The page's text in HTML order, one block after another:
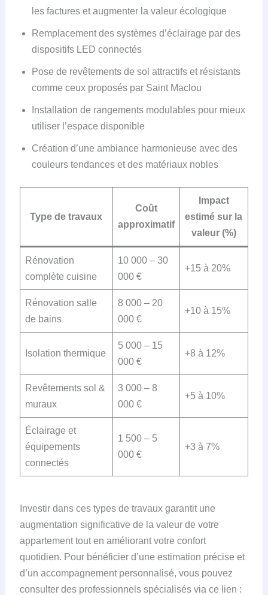
les factures et augmenter la valeur écologique
Remplacement des systèmes d’éclairage par des
dispositifs LED connectés
Pose de revêtements de sol attractifs et résistants
comme ceux proposés par Saint Maclou
Installation de rangements modulables pour mieux
utiliser l’espace disponible
Création d’une ambiance harmonieuse avec des
couleurs tendances et des matériaux nobles
Type de travaux
Coût
approximatif
Impact
estimé sur la
valeur (%)
Rénovation
complète cuisine
10 000 – 30
000 €
+15 à 20%
Rénovation salle
de bains
8 000 – 20
000 €
+10 à 15%
Isolation thermique
5 000 – 15
000 €
+8 à 12%
Revêtements sol &
muraux
3 000 – 8
000 €
+5 à 10%
Éclairage et
équipements
connectés
1 500 – 5
000 €
+3 à 7%
Investir dans ces types de travaux garantit une
augmentation significative de la valeur de votre
appartement tout en améliorant votre confort
quotidien. Pour bénéficier d’une estimation précise et
d’un accompagnement personnalisé, vous pouvez
consulter des professionnels spécialisés via ce lien :